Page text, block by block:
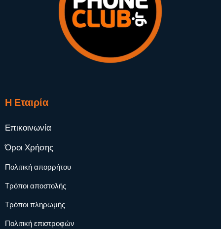
Η Εταιρία
Επικοινωνία
Όροι Χρήσης
Πολιτική απορρήτου
Τρόποι αποστολής
Τρόποι πληρωμής
Πολιτική επιστροφών